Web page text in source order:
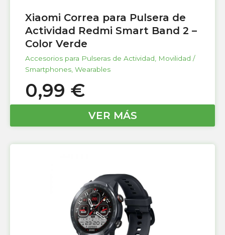
Xiaomi Correa para Pulsera de
Actividad Redmi Smart Band 2 –
Color Verde
Accesorios para Pulseras de Actividad, Movilidad /
Smartphones, Wearables
0,99 €
VER MÁS